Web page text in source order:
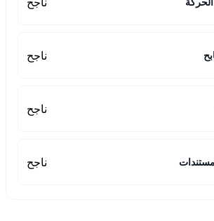
ناجح
ناجح
ناجح